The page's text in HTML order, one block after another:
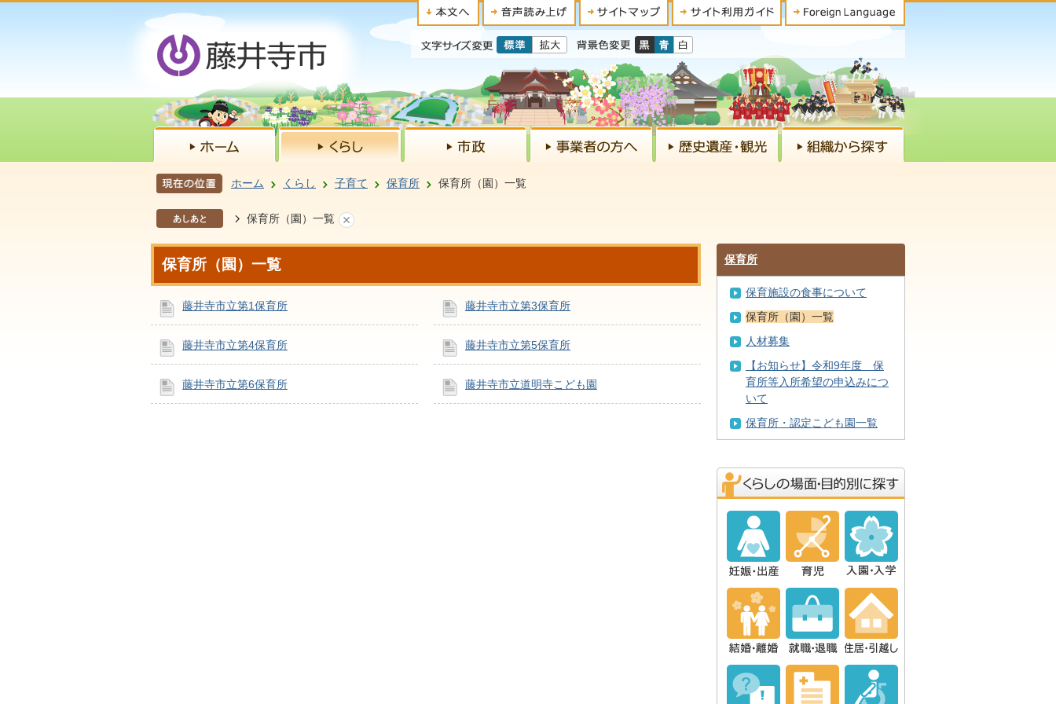
ホーム くらし 子育て 保育所 保育所（園）一覧
あしあと 保育所（園）一覧
保育所（園）一覧
藤井寺市立第1保育所 藤井寺市立第3保育所
藤井寺市立第4保育所 藤井寺市立第5保育所
藤井寺市立第6保育所 藤井寺市立道明寺こども園
保育所
保育施設の食事について
保育所（園）一覧
人材募集
【お知らせ】令和9年度 保
育所等入所希望の申込みにつ
いて
保育所・認定こども園一覧